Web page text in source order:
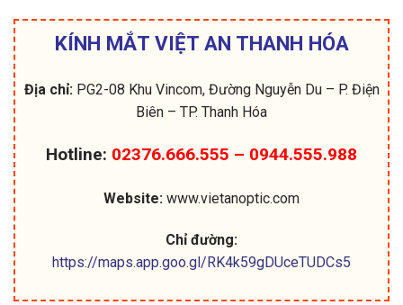
KÍNH MẮT VIỆT AN THANH HÓA
Địa chỉ:PG2-08 Khu Vincom, Đường Nguyễn Du – P. Điện
Biên – TP. Thanh Hóa
Hotline: 02376.666.555 – 0944.555.988
Website: www.vietanoptic.com
Chỉ đường:
https://maps.app.goo.gl/RK4k59gDUceTUDCs5